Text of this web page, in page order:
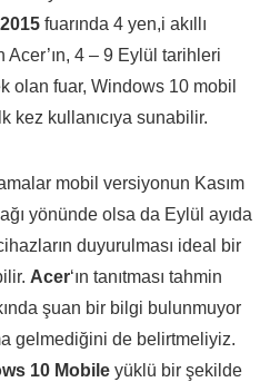
2015 fuarında 4 yen,i akıllı
Acer’ın, 4 – 9 Eylül tarihleri
olan fuar, Windows 10 mobil
kez kullanıcıya sunabilir.
mobil versiyonun Kasım
yönünde olsa da Eylül ayıda
duyurulması ideal bir
Acer‘ın tanıtması tahmin
şuan bir bilgi bulunmuyor
gelmediğini de belirtmeliyiz.
10 Mobile yüklü bir şekilde